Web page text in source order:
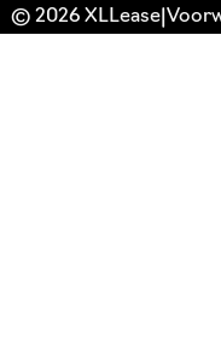
© 2026 XLLease